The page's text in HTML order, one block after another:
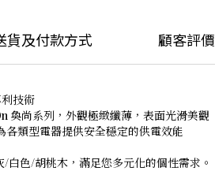
貨及付款方式 顧客評價
利技術
奐尚系列，外觀極緻纖薄，表面光滑美觀
各類型電器提供安全穩定的供電效能
白色/胡桃木，滿足您多元化的個性需求。